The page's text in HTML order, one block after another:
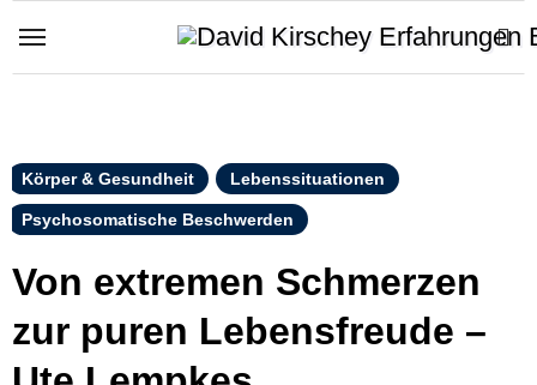
Inhalt
Körper & Gesundheit Lebenssituationen
Psychosomatische Beschwerden
Von extremen Schmerzen
zur puren Lebensfreude –